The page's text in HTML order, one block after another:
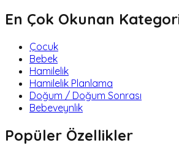
En Çok Okunan
Çocuk
Bebek
Hamilelik
Hamilelik Planlama
Doğum / Doğum Sonrası
Bebeveynlik
Popüler Özellikler